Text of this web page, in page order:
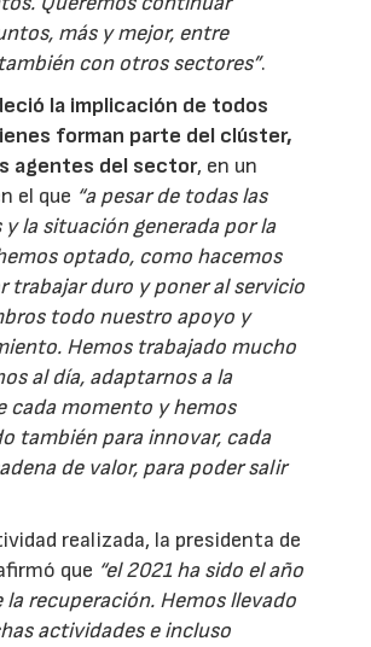
más y mejor, entre
con otros sectores”.
la implicación de todos
forman parte del clúster,
agentes del sector, en un
el que “a pesar de todas las
la situación generada por la
optado, como hacemos
trabajar duro y poner al servicio
todo nuestro apoyo y
Hemos trabajado mucho
al día, adaptarnos a la
cada momento y hemos
también para innovar, cada
de valor, para poder salir
realizada, la presidenta de
que “el 2021 ha sido el año
la recuperación. Hemos llevado
actividades e incluso